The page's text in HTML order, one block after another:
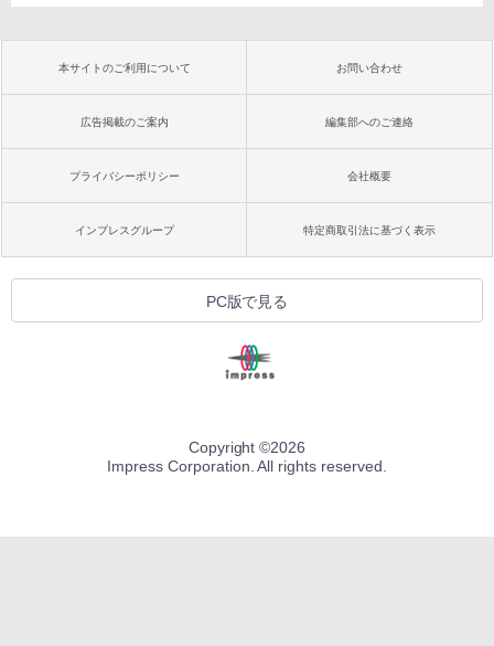
本サイトのご利用について お問い合わせ
広告掲載のご案内 編集部へのご連絡
プライバシーポリシー 会社概要
インプレスグループ 特定商取引法に基づく表示
PC版で見る
Copyright ©2026
Impress Corporation. All rights reserved.